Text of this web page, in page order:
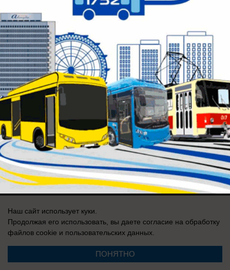
Публикации на тему: Нападение на
полицейских в Новошахтинске
Здесь ничего нет
Реклама на сайте
Вакансии
Контакты
О компании
Информация
Свидетельство о регистрации СМИ: Эл № ФС 77-76240, выдано
технологий и массовых коммуникаций (Роскомнадзор) 19 июля 2019 г.
Наш сайт использует куки.
Продолжая его использовать, вы даете согласие на обработку
файлов cookie и пользовательских данных.
ПОНЯТНО